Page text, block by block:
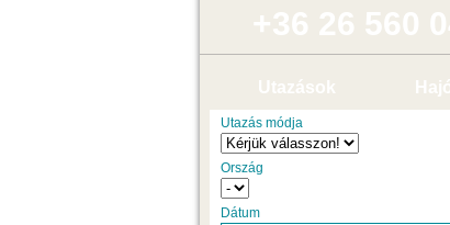
+36 26 560
Utazások
Utazás módja
Ország
Dátum